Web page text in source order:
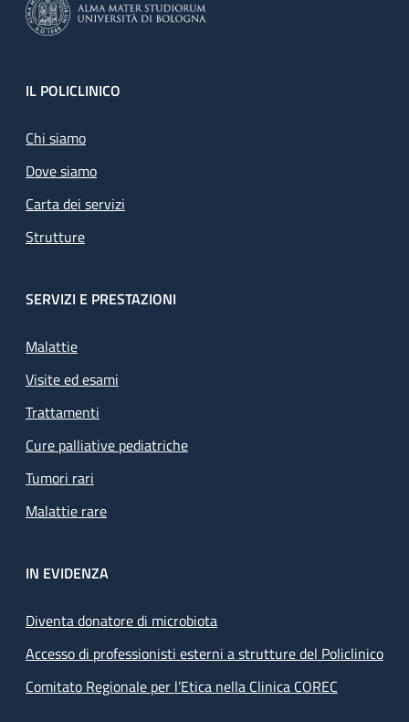
Footer
IL POLICLINICO
Chi siamo
Dove siamo
Carta dei servizi
Strutture
SERVIZI E PRESTAZIONI
Malattie
Visite ed esami
Trattamenti
Cure palliative pediatriche
Tumori rari
Malattie rare
IN EVIDENZA
Diventa donatore di microbiota
Accesso di professionisti esterni a strutture del Policlinico
Comitato Regionale per l’Etica nella Clinica COREC